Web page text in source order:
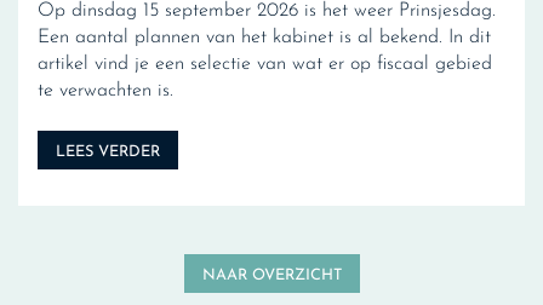
Op dinsdag 15 september 2026 is het weer Prinsjesdag.
Een aantal plannen van het kabinet is al bekend. In dit
artikel vind je een selectie van wat er op fiscaal gebied
te verwachten is.
LEES VERDER
NAAR OVERZICHT